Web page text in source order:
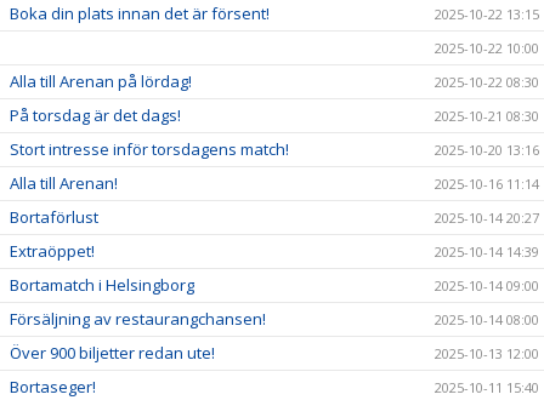
Boka din plats innan det är försent!
2025-10-22 13:15
2025-10-22 10:00
Alla till Arenan på lördag! 2025-10-22 08:30
På torsdag är det dags! 2025-10-21 08:30
Stort intresse inför torsdagens match! 2025-10-20 13:16
Alla till Arenan! 2025-10-16 11:14
Bortaförlust 2025-10-14 20:27
Extraöppet! 2025-10-14 14:39
Bortamatch i Helsingborg 2025-10-14 09:00
Försäljning av restaurangchansen! 2025-10-14 08:00
Över 900 biljetter redan ute! 2025-10-13 12:00
Bortaseger! 2025-10-11 15:40